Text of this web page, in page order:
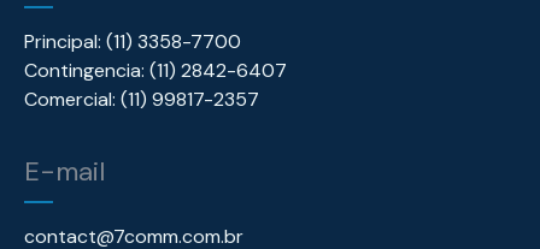
Principal: (11) 3358-7700
Contingencia: (11) 2842-6407
Comercial: (11) 99817-2357
E-mail
contact@7comm.com.br